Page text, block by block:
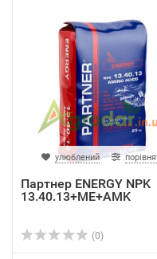
улюблений
Партнер ENERGY NPK
13.40.13+ME+AMK
(0)